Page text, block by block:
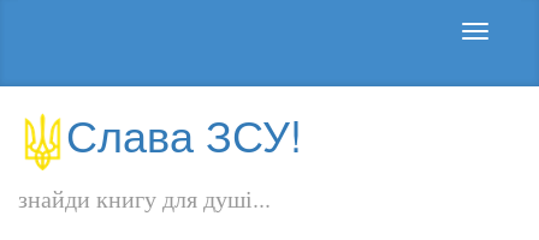
Слава ЗСУ!
знайди книгу для душі...